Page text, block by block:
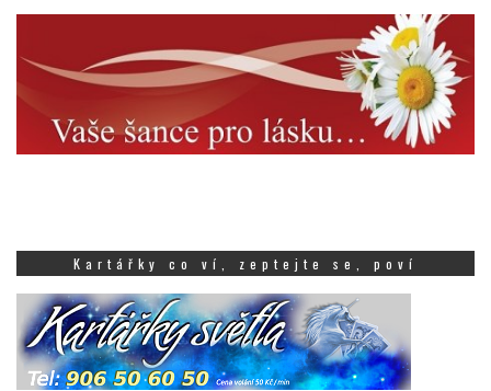
Kartářky co ví, zeptejte se, poví